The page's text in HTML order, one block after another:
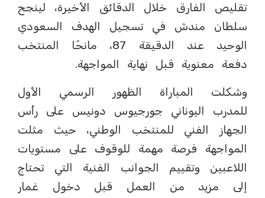
تقليص الفارق خلال الدقائق الأخيرة، لينجح
سلطان مندش في تسجيل الهدف السعودي
الوحيد عند الدقيقة 87، مانحًا المنتخب
دفعة معنوية قبل نهاية المواجهة.
وشكلت المباراة الظهور الرسمي الأول
للمدرب اليوناني جورجيوس دونيس على رأس
الجهاز الفني للمنتخب الوطني، حيث مثلت
المواجهة فرصة مهمة للوقوف على مستويات
اللاعبين وتقييم الجوانب الفنية التي تحتاج
إلى مزيد من العمل قبل دخول غمار